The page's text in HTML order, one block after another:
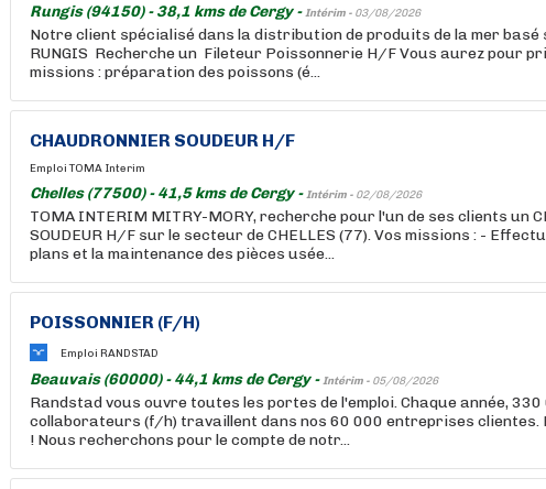
Rungis (94150) - 38,1 kms de Cergy -Intérim - 03/08/2026
Notre client spécialisé dans la distribution de produits de la mer basé
RUNGIS Recherche un Fileteur Poissonnerie H/F Vous aurez pour
missions : préparation des poissons (é...
CHAUDRONNIER SOUDEUR H/F
Emploi TOMA Interim
Chelles (77500) - 41,5 kms de Cergy -Intérim - 02/08/2026
TOMA INTERIM MITRY-MORY, recherche pour l'un de ses clients un
SOUDEUR H/F sur le secteur de CHELLES (77). Vos missions : -
plans et la maintenance des pièces usée...
POISSONNIER (F/H)
Emploi RANDSTAD
Beauvais (60000) - 44,1 kms de Cergy -Intérim - 05/08/2026
Randstad vous ouvre toutes les portes de l'emploi. Chaque année, 330
collaborateurs (f/h) travaillent dans nos 60 000 entreprises clientes.
! Nous recherchons pour le compte de notr...